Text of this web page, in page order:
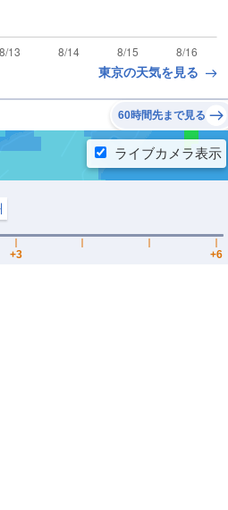
東京の天気を見る
60時間先まで見る